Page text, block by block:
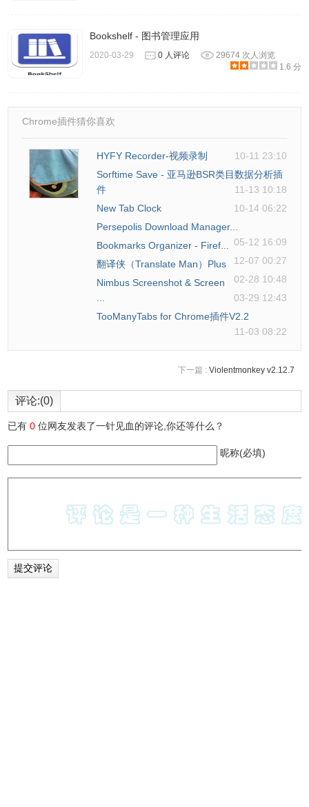
Bookshelf - 图书管理应用
2020-03-29 0 人评论
29674 次人浏览
1.6 分
Chrome插件猜你喜欢
HYFY Recorder-视频录制
10-11 23:10
Sorftime Save - 亚马逊BSR类目数据分析插
件
11-13 10:18
New Tab Clock
10-14 06:22
Persepolis Download Manager...
05-12 16:09
Bookmarks Organizer - Firef...
12-07 00:27
翻译侠（Translate Man）Plus
02-28 10:48
Nimbus Screenshot & Screen
03-29 12:43
TooManyTabs for Chrome插件V2.2
11-03 08:22
下一篇 : Violentmonkey v2.12.7
评论:(0)
已有0 位网友发表了一针见血的评论,你还等什么？
昵称(必填)